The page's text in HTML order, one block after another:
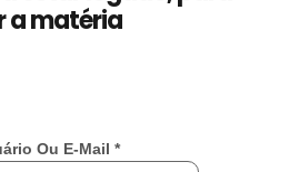
a matéria
Ou E-Mail *